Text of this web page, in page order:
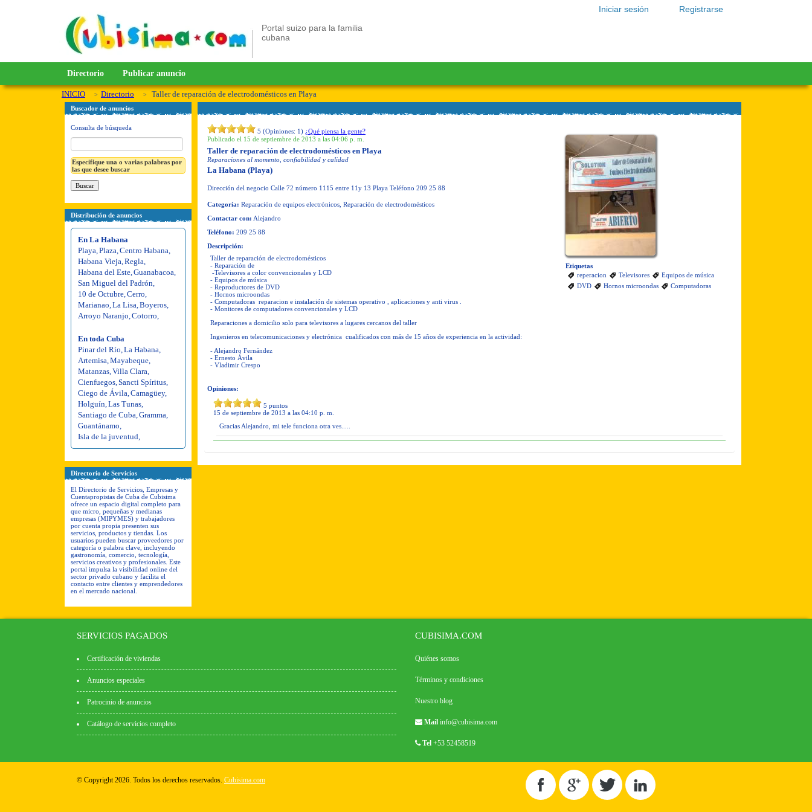
Registrarse
Iniciar sesión
Portal suizo para la familia
cubana
Directorio Publicar anuncio
INICIO Directorio Taller de reparación de electrodomésticos en Playa
Buscador de anuncios
Consulta de búsqueda
Especifique una o varias palabras por
las que desee buscar
Distribución de anuncios
En La Habana
Playa Plaza Centro Habana
Habana Vieja Regla
Habana del Este Guanabacoa
San Miguel del Padrón
10 de Octubre Cerro
Marianao La Lisa Boyeros
Arroyo Naranjo Cotorro
En toda Cuba
Pinar del Río La Habana
Artemisa Mayabeque
Matanzas Villa Clara
Cienfuegos Sancti Spíritus
Ciego de Ávila Camagüey,
Holguín Las Tunas
Santiago de Cuba Gramma
Guantánamo
Isla de la juventud
Directorio de Servicios
El Directorio de Servicios, Empresas y
Cuentapropistas de Cuba de Cubisima
ofrece un espacio digital completo para
que micro, pequeñas y medianas
empresas (MIPYMES) y trabajadores
por cuenta propia presenten sus
servicios, productos y tiendas. Los
usuarios pueden buscar proveedores por
categoría o palabra clave, incluyendo
gastronomía, comercio, tecnología,
servicios creativos y profesionales. Este
portal impulsa la visibilidad online del
sector privado cubano y facilita el
contacto entre clientes y emprendedores
en el mercado nacional.
5 (Opiniones: 1) ¿Qué piensa la gente?
Publicado el 15 de septiembre de 2013 a las 04:06 p. m.
Taller de reparación de electrodomésticos en Playa
Reparaciones al momento, confiabilidad y calidad
La Habana (Playa)
Dirección del negocio Calle 72 número 1115 entre 11y 13 Playa Teléfono 209 25 88
Categoría: Reparación de equipos electrónicos, Reparación de electrodomésticos
Contactar con: Alejandro
Teléfono: 209 25 88
Descripción:
Taller de reparación de electrodomésticos
- Reparación de
-Televisores a color convencionales y LCD
- Equipos de música
- Reproductores de DVD
- Hornos microondas
- Computadoras reparacion e instalación de sistemas operativo , aplicaciones y anti virus .
- Monitores de computadores convencionales y LCD
Reparaciones a domicilio solo para televisores a lugares cercanos del taller
Ingenieros en telecomunicaciones y electrónica cualificados con más de 15 años de experiencia en la actividad:
- Alejandro Fernández
- Ernesto Ávila
- Vladimir Crespo
Etiquetas
reperacion
Televisores
Equipos de música
DVD
Hornos microondas Computadoras
Opiniones:
5 puntos
15 de septiembre de 2013 a las 04:10 p. m.
Gracias Alejandro, mi tele funciona otra ves.....
SERVICIOS PAGADOS
Certificación de viviendas
Anuncios especiales
Patrocinio de anuncios
Catálogo de servicios completo
CUBISIMA.COM
Quiénes somos
Términos y condiciones
Nuestro blog
Mail info@cubisima.com
Tel +53 52458519
© Copyright 2026. Todos los derechos reservados. Cubisima.com